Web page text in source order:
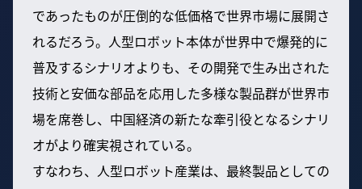
であったものが圧倒的な低価格で世界市場に展開さ
れるだろう。人型ロボット本体が世界中で爆発的に
普及するシナリオよりも、その開発で生み出された
技術と安価な部品を応用した多様な製品群が世界市
場を席巻し、中国経済の新たな牽引役となるシナリ
オがより確実視されている。
すなわち、人型ロボット産業は、最終製品としての